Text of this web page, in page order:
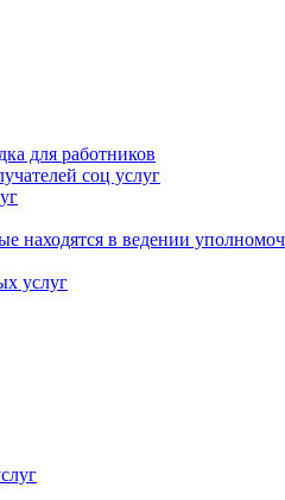
для работников
соц услуг
находятся в ведении
услуг